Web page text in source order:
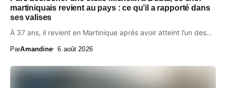
martiniquais revient au pays : ce qu’il a rapporté dans
ses valises
À 37 ans, il revient en Martinique après avoir atteint l’un des...
ParAmandine 6 août 2026